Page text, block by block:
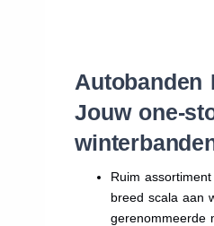
Autobanden
Jouw one-
Ruim
breed scala aan
gerenommeerde